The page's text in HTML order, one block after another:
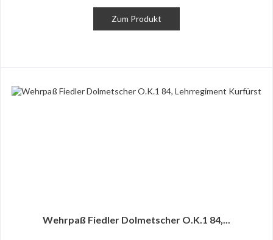
Zum Produkt
Wehrpaß Fiedler Dolmetscher O.K.1 84,...